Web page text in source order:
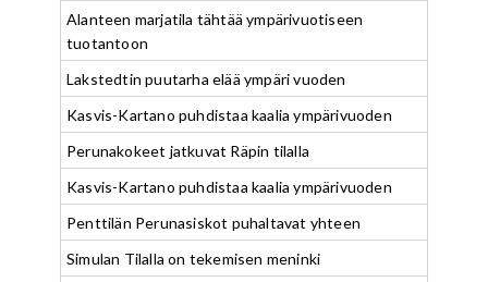
Alanteen marjatila tähtää ympärivuotiseen
tuotantoon
Lakstedtin puutarha elää ympäri vuoden
Kasvis-Kartano puhdistaa kaalia ympärivuoden
Perunakokeet jatkuvat Räpin tilalla
Kasvis-Kartano puhdistaa kaalia ympärivuoden
Penttilän Perunasiskot puhaltavat yhteen
Simulan Tilalla on tekemisen meninki